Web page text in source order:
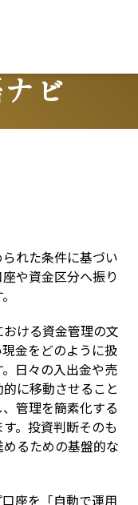
ビ
れた条件に基づい
や資金区分へ振り
ける資金管理の文
金をどのように扱
日々の入出金や売
に移動させること
管理を簡素化する
。投資判断そのも
るための基盤的な
座を「自動で運用